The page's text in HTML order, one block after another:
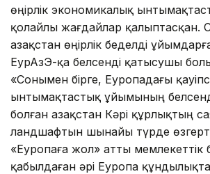
өңірлік экономикалық
қолайлы жағдайлар қалыптасқан.
Қазақстан өңірлік беделді
ЕурАзЭҚ-қа белсенді қатысушы
«Сонымен бірге, Еуропадағы
ынтымақтастық ұйымының
болған Қазақстан Кәрі құрлықтың
ландшафтын шынайы түрде
«Еуропаға жол» атты мемлекеттік
қабылдаған әрі Еуропа